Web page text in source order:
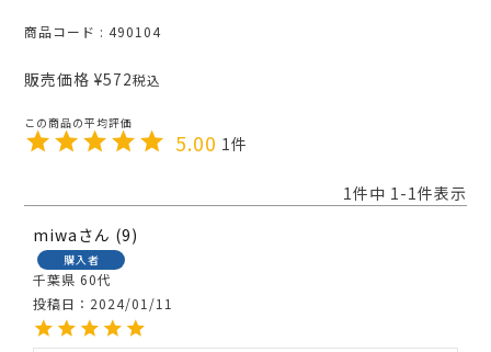
商品コード 490104
販売価格 ¥572税込
5.00 1
1件中 1-1件表示
miwa
9
購入者
千葉県 60代
投稿日
2024/01/11